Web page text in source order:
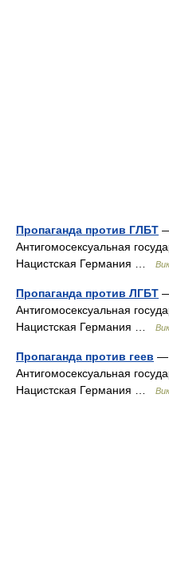
Пропаганда против ГЛБТ
Антигомосексуальная
Нацистская Германия …
Пропаганда против ЛГБТ
Антигомосексуальная
Нацистская Германия …
Пропаганда против геев —
Антигомосексуальная
Нацистская Германия …